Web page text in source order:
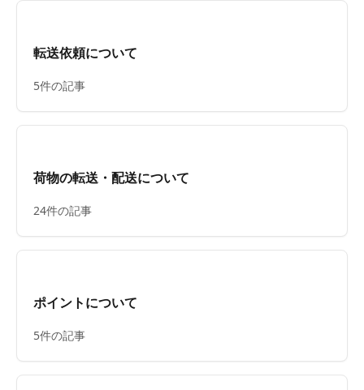
転送依頼について
5件の記事
荷物の転送・配送について
24件の記事
ポイントについて
5件の記事